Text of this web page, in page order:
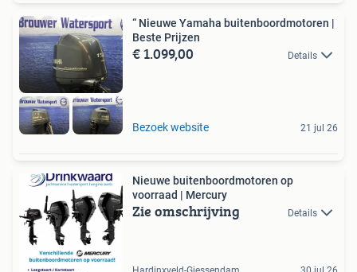
“ Nieuwe Yamaha buitenboordmotoren |
Beste Prijzen
€ 1.099,00 Details
Bezoek website 21 jul 26
Nieuwe buitenboordmotoren op
voorraad | Mercury
Zie omschrijving Details